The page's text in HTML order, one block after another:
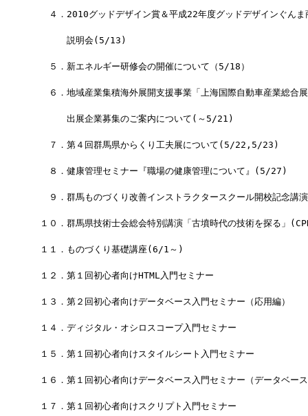
４．2010グッドデザイン賞＆平成22年度グッドデザインぐんま
説明会(5/13)
５．新エネルギー研修会の開催について（5/18）
６．地域産業集積海外展開支援事業「上海国際自動車産業総合
出展企業募集のご案内について(～5/21)
７．第４回群馬県からくり工夫展について(5/22,5/23)
８．健康管理セミナー『職場の健康管理について』(5/27)
９．群馬ものづくり改善インストラクタースクール開校記念講
１０．群馬県技術士会総会特別講演「古墳時代の技術を探る」
１１．ものづくり基礎講座(6/1～)
１２．第１回初心者向けHTML入門セミナー
１３．第２回初心者向けデータベース入門セミナー（応用編）
１４．ディジタル・オシロスコープ入門セミナー
１５．第１回初心者向けスタイルシート入門セミナー
１６．第１回初心者向けデータベース入門セミナー（データベー
１７．第１回初心者向けスクリプト入門セミナー